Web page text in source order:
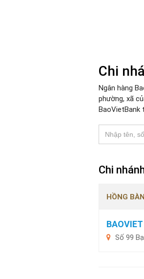
Chi
Ngân hàng
phường, xã
BaoVietBank
Chi
HỒNG
Số 99